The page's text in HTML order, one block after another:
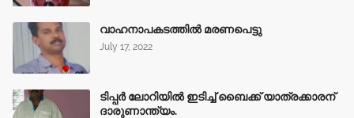
വാഹനാപകടത്തിൽ മരണപെട്ടു
July 17, 2022
ടിപ്പർ ലോറിയിൽ ഇടിച്ച് ബൈക്ക് യാത്രക്കാരന്
ദാരുണാന്ത്യം.